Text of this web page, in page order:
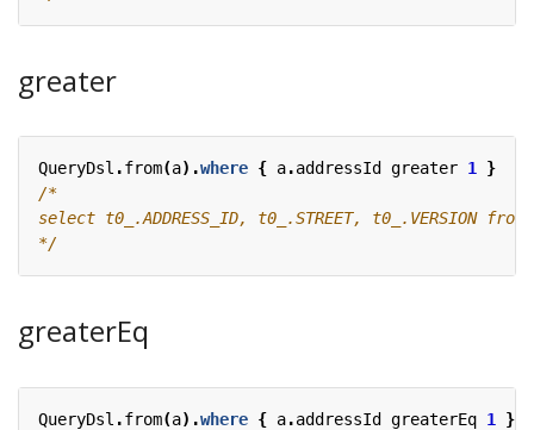
greater
QueryDsl .from(a).where { a.addressId greater 1 }
*/
greaterEq
QueryDsl .from(a).where { a.addressId greaterEq 1
}